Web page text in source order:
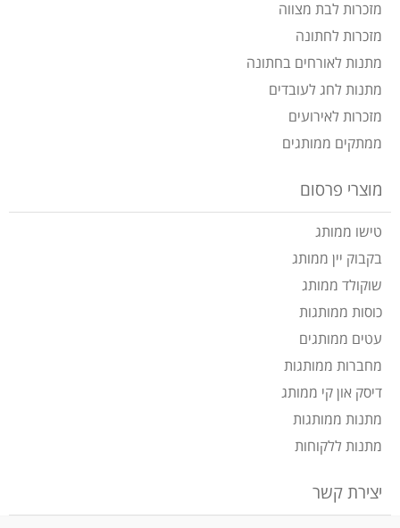
מזכרות לבת מצווה
מזכרות לחתונה
מתנות לאורחים בחתונה
מתנות לחג לעובדים
מזכרות לאירועים
ממתקים ממותגים
מוצרי פרסום
טישו ממותג
בקבוק יין ממותג
שוקולד ממותג
כוסות ממותגות
עטים ממותגים
מחברות ממותגות
דיסק און קי ממותג
מתנות ממותגות
מתנות ללקוחות
יצירת קשר